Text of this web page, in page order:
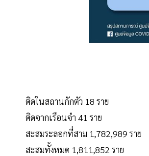
ติดในสถานกักตัว 18 ราย
ติดจากเรือนจำ 41 ราย
สะสมระลอกที่สาม 1,782,989 ราย
สะสมทั้งหมด 1,811,852 ราย